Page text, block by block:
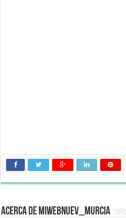
Acerca de miwebnuev_murcia